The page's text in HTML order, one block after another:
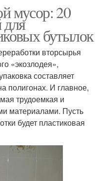
мусор: 20
бутылок
вторсырья
«экозлодея»,
составляет
полигонах. И главное,
трудоемкая и
материалами. Пусть
будет пластиковая